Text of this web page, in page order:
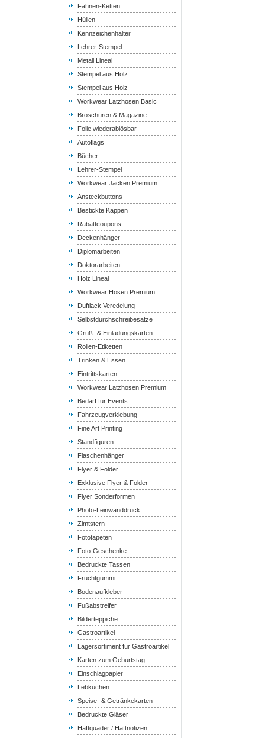
Fahnen-Ketten
Hüllen
Kennzeichenhalter
Lehrer-Stempel
Metall Lineal
Stempel aus Holz
Stempel aus Holz
Workwear Latzhosen Basic
Broschüren & Magazine
Folie wiederablösbar
Autoflags
Bücher
Lehrer-Stempel
Workwear Jacken Premium
Ansteckbuttons
Bestickte Kappen
Rabattcoupons
Deckenhänger
Diplomarbeiten
Doktorarbeiten
Holz Lineal
Workwear Hosen Premium
Duftlack Veredelung
Selbstdurchschreibesätze
Gruß- & Einladungskarten
Rollen-Etiketten
Trinken & Essen
Eintrittskarten
Workwear Latzhosen Premium
Bedarf für Events
Fahrzeugverklebung
Fine Art Printing
Standfiguren
Flaschenhänger
Flyer & Folder
Exklusive Flyer & Folder
Flyer Sonderformen
Photo-Leinwanddruck
Zimtstern
Fototapeten
Foto-Geschenke
Bedruckte Tassen
Fruchtgummi
Bodenaufkleber
Fußabstreifer
Bilderteppiche
Gastroartikel
Lagersortiment für Gastroartikel
Karten zum Geburtstag
Einschlagpapier
Lebkuchen
Speise- & Getränkekarten
Bedruckte Gläser
Haftquader / Haftnotizen